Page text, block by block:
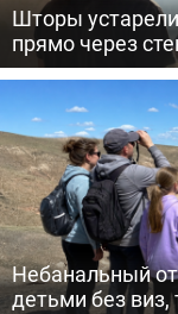
Шторы
прямо через
Небанальный
детьми без